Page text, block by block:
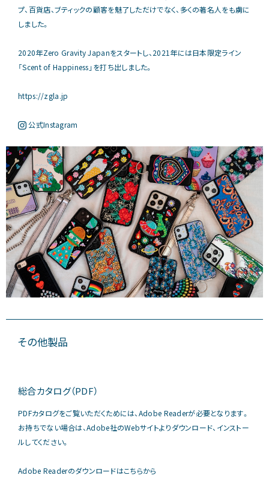
プ、百貨店、ブティックの顧客を魅了しただけでなく、多くの著名人をも虜に
しました。
2020年Zero Gravity Japanをスタートし、2021年には日本限定ライン
「Scent of Happiness」を打ち出しました。
https://zgla.jp
公式Instagram
その他製品
総合カタログ（PDF）
PDFカタログをご覧いただくためには、Adobe Readerが必要となります。
お持ちでない場合は、Adobe社のWebサイトよりダウンロード、インストー
ルしてください。
Adobe Readerのダウンロードはこちらから